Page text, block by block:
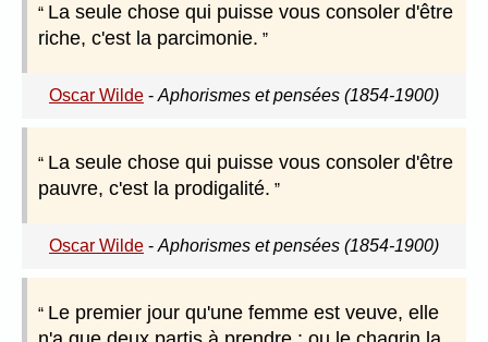
La seule chose qui puisse vous consoler d'être
riche, c'est la parcimonie.
Oscar Wilde - Aphorismes et pensées (1854-1900)
La seule chose qui puisse vous consoler d'être
pauvre, c'est la prodigalité.
Oscar Wilde - Aphorismes et pensées (1854-1900)
Le premier jour qu'une femme est veuve, elle